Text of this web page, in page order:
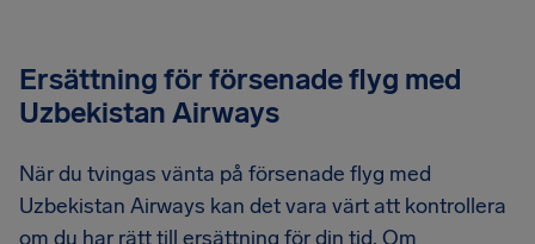
Ersättning för försenade flyg med
Uzbekistan Airways
När du tvingas vänta på försenade flyg med
Uzbekistan Airways kan det vara värt att kontrollera
om du har rätt till ersättning för din tid. Om